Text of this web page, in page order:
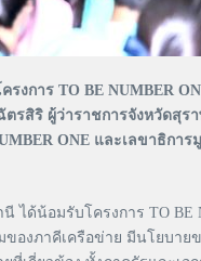
ร TO BE NUMBER
รสิริ ผู้ว่าราชการจังหวัด
ONE และเลขาธิก
ได้น้อมรับโครงการ TO BE
ภาคีเครือข่าย มีนโยบาย